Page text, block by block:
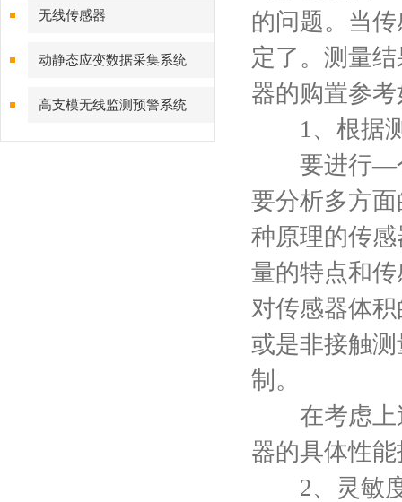
无线传感器
动静态应变数据采集系统
高支模无线监测预警系统
的问题。当
定了。测量
器的购置参
1、根据测
要进行—个
要分析多方
种原理的传
量的特点和
对传感器体
或是非接触
制。
在考虑上述
器的具体性
2、灵敏